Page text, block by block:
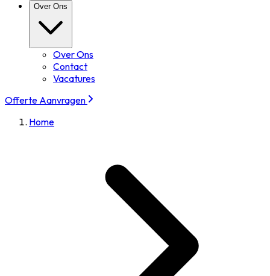
Over Ons
Over Ons
Contact
Vacatures
Offerte Aanvragen
Home